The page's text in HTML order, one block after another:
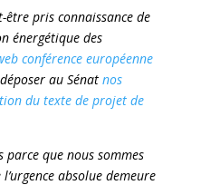
être pris connaissance de
énergétique des
conférence européenne
au Sénat nos
du texte de projet de
que nous sommes
absolue demeure